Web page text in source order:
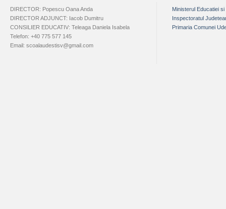
DIRECTOR: Popescu Oana Anda
DIRECTOR ADJUNCT: Iacob Dumitru
CONSILIER EDUCATIV: Teleaga Daniela Isabela
Telefon: +40 775 577 145
Email: scoalaudestisv@gmail.com
Ministerul Educatiei
Inspectoratul
Primaria Comunei